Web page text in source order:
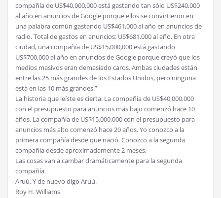
compañía de US$40,000,000 está gastando tan sólo US$240,000
al año en anuncios de Google porque ellos se convirtieron en
una palabra común gastando US$461,000 al año en anuncios de
radio. Total de gastos en anuncios: US$681,000 al año. En otra
ciudad, una compañía de US$15,000,000 está gastando
US$700,000 al año en anuncios de Google porque creyó que los
medios masivos eran demasiado caros. Ambas ciudades están
entre las 25 más grandes de los Estados Unidos, pero ninguna
está en las 10 más grandes.”
La historia que leíste es cierta. La compañía de US$40,000,000
con el presupuesto para anuncios más bajo comenzó hace 10
años. La compañía de US$15,000,000 con el presupuesto para
anuncios más alto comenzó hace 20 años. Yo conozco a la
primera compañía desde que nació. Conozco a la segunda
compañía desde aproximadamente 2 meses.
Las cosas van a cambar dramáticamente para la segunda
compañía.
Aruú. Y de nuevo digo Aruú.
Roy H. Williams